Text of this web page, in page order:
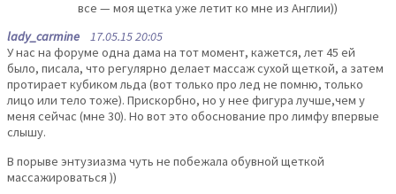
все — моя щетка уже летит ко мне из Англии))
lady_carmine 17.05.15 20:05
У нас на форуме одна дама на тот момент, кажется, лет 45 ей
было, писала, что регулярно делает массаж сухой щеткой, а затем
протирает кубиком льда (вот только про лед не помню, только
лицо или тело тоже). Прискорбно, но у нее фигура лучше,чем у
меня сейчас (мне 30). Но вот это обоснование про лимфу впервые
слышу.
В порыве энтузиазма чуть не побежала обувной щеткой
массажироваться ))